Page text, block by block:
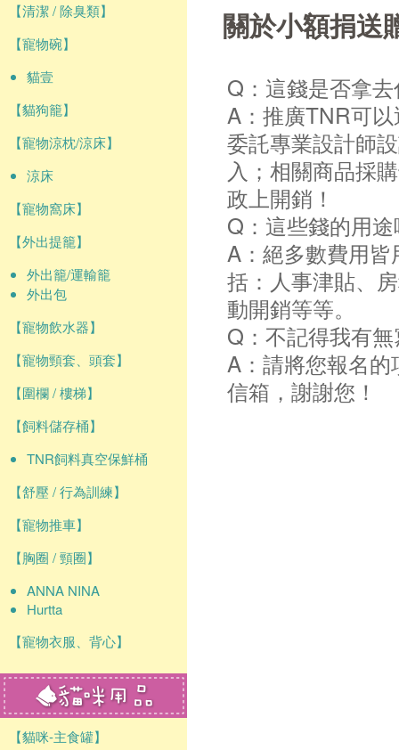
【清潔 / 除臭類】
【寵物碗】
貓壹
【貓狗籠】
【寵物涼枕/涼床】
涼床
【寵物窩床】
【外出提籠】
外出籠/運輸籠
外出包
【寵物飲水器】
【寵物頸套、頭套】
【圍欄 / 樓梯】
【飼料儲存桶】
TNR飼料真空保鮮桶
【舒壓 / 行為訓練】
【寵物推車】
【胸圈 / 頸圈】
ANNA NINA
Hurtta
【寵物衣服、背心】
【貓咪-主食罐】
關於小額捐送
Q：這錢是否拿
A：推廣TNR可
委託專業設計師
入；相關商品採
政上開銷！
Q：這些錢的用
A：絕多數費用
括：人事津貼、
動開銷等等。
Q：不記得我有
A：請將您報名
信箱，謝謝您！